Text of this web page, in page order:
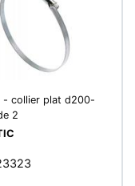
- collier plat d200-
2